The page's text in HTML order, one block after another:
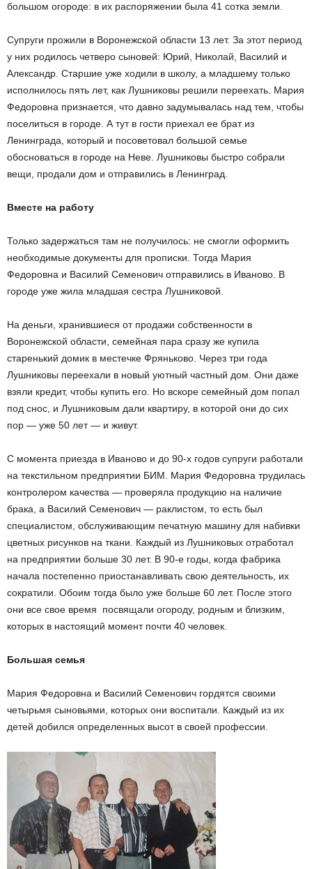
большом огороде: в их распоряжении была 41 сотка земли.
Супруги прожили в Воронежской области 13 лет. За этот период
у них родилось четверо сыновей: Юрий, Николай, Василий и
Александр. Старшие уже ходили в школу, а младшему только
исполнилось пять лет, как Лушниковы решили переехать. Мария
Федоровна признается, что давно задумывалась над тем, чтобы
поселиться в городе. А тут в гости приехал ее брат из
Ленинграда, который и посоветовал большой семье
обосноваться в городе на Неве. Лушниковы быстро собрали
вещи, продали дом и отправились в Ленинград.
Вместе на работу
Только задержаться там не получилось: не смогли оформить
необходимые документы для прописки. Тогда Мария
Федоровна и Василий Семенович отправились в Иваново. В
городе уже жила младшая сестра Лушниковой.
На деньги, хранившиеся от продажи собственности в
Воронежской области, семейная пара сразу же купила
старенький домик в местечке Фряньково. Через три года
Лушниковы переехали в новый уютный частный дом. Они даже
взяли кредит, чтобы купить его. Но вскоре семейный дом попал
под снос, и Лушниковым дали квартиру, в которой они до сих
пор — уже 50 лет — и живут.
С момента приезда в Иваново и до 90-х годов супруги работали
на текстильном предприятии БИМ. Мария Федоровна трудилась
контролером качества — проверяла продукцию на наличие
брака, а Василий Семенович — раклистом, то есть был
специалистом, обслуживающим печатную машину для набивки
цветных рисунков на ткани. Каждый из Лушниковых отработал
на предприятии больше 30 лет. В 90-е годы, когда фабрика
начала постепенно приостанавливать свою деятельность, их
сократили. Обоим тогда было уже больше 60 лет. После этого
они все свое время посвящали огороду, родным и близким,
которых в настоящий момент почти 40 человек.
Большая семья
Мария Федоровна и Василий Семенович гордятся своими
четырьмя сыновьями, которых они воспитали. Каждый из их
детей добился определенных высот в своей профессии.